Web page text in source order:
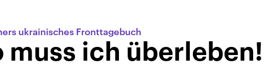
ukrainisches Fronttagebuch
muss ich überleben!